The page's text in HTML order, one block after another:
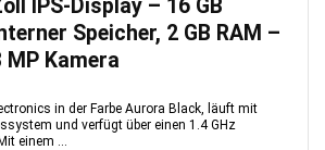
IPS-Display – 16 GB
Speicher, 2 GB RAM –
MP Kamera
in der Farbe Aurora Black, läuft mit
und verfügt über einen 1.4 GHz
einem ...